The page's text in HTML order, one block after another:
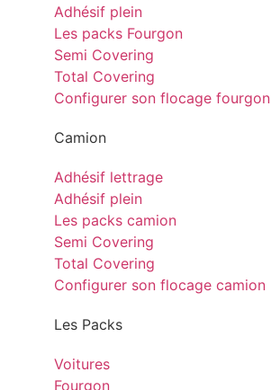
Adhésif plein
Les packs Fourgon
Semi Covering
Total Covering
Configurer son flocage fourgon
Camion
Adhésif lettrage
Adhésif plein
Les packs camion
Semi Covering
Total Covering
Configurer son flocage camion
Les Packs
Voitures
Fourgon